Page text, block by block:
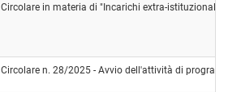
Circolare in materia di "Incarichi extra-istituzionali"
Circolare n. 28/2025 - Avvio dell'attività di